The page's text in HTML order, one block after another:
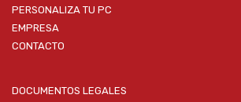
PERSONALIZA TU PC
EMPRESA
CONTACTO
DOCUMENTOS LEGALES